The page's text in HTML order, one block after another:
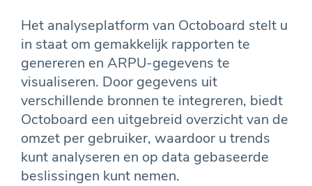
Het analyseplatform van Octoboard stelt u
in staat om gemakkelijk rapporten te
genereren en ARPU-gegevens te
visualiseren. Door gegevens uit
verschillende bronnen te integreren, biedt
Octoboard een uitgebreid overzicht van de
omzet per gebruiker, waardoor u trends
kunt analyseren en op data gebaseerde
beslissingen kunt nemen.